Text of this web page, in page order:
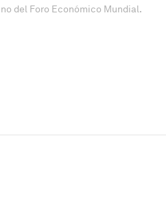
del Foro Económico Mundial.